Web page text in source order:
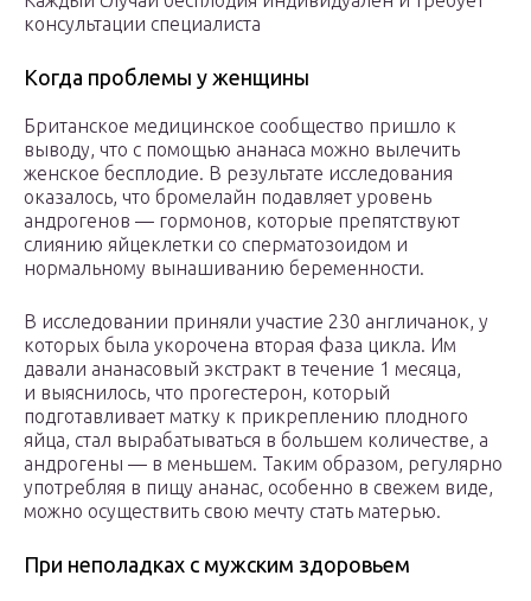
консультации специалиста
Когда проблемы у женщины
Британское медицинское сообщество пришло к
выводу, что с помощью ананаса можно вылечить
женское бесплодие. В результате исследования
оказалось, что бромелайн подавляет уровень
андрогенов — гормонов, которые препятствуют
слиянию яйцеклетки со сперматозоидом и
нормальному вынашиванию беременности.
В исследовании приняли участие 230 англичанок, у
которых была укорочена вторая фаза цикла. Им
давали ананасовый экстракт в течение 1 месяца,
и выяснилось, что прогестерон, который
подготавливает матку к прикреплению плодного
яйца, стал вырабатываться в большем количестве, а
андрогены — в меньшем. Таким образом, регулярно
употребляя в пищу ананас, особенно в свежем виде,
можно осуществить свою мечту стать матерью.
При неполадках с мужским здоровьем